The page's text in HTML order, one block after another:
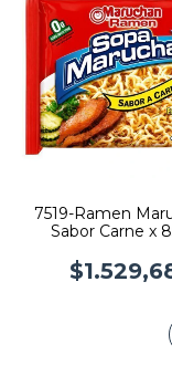
7519-Ramen
Sabor Carne x